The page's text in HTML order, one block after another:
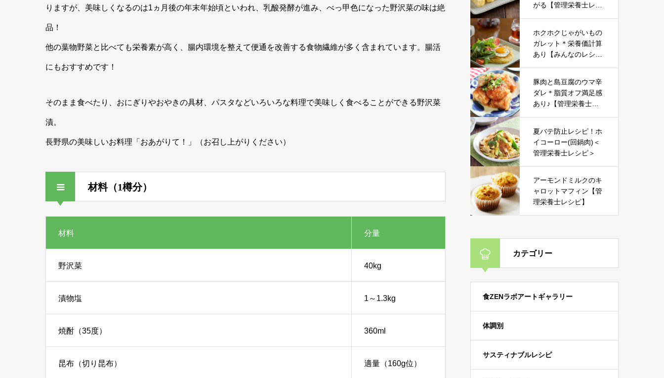
りますが、美味しくなるのは1ヵ月後の年末年始頃といわれ、乳酸発酵が進み、べっ甲色になった野沢菜の味は絶
品！
他の葉物野菜と比べても栄養素が高く、腸内環境を整えて便通を改善する食物繊維が多く含まれています。腸活
にもおすすめです！
そのまま食べたり、おにぎりやおやきの具材、パスタなどいろいろな料理で美味しく食べることができる野沢菜
漬。
長野県の美味しいお料理「おあがりて！」（お召し上がりください）
材料（1樽分）
材料 分量
野沢菜 40kg
漬物塩 1～1.3kg
焼酎（35度） 360ml
昆布（切り昆布） 適量（160g位）
がる【管理栄養士レシ
ホクホクじゃがいもの
ガレット＊栄養価計算
あり【みんなのレシ
豚肉と島豆腐のウマ辛
ダレ＊脂質オフ満足感
あり♪【管理栄養士レ
夏バテ防止レシピ！ホ
イコーロー(回鍋肉)＜
管理栄養士レシピ＞
アーモンドミルクのキ
ャロットマフィン【管
理栄養士レシピ】
カテゴリー
食ZENラボアートギャラリー
体調別
サスティナブルレシピ